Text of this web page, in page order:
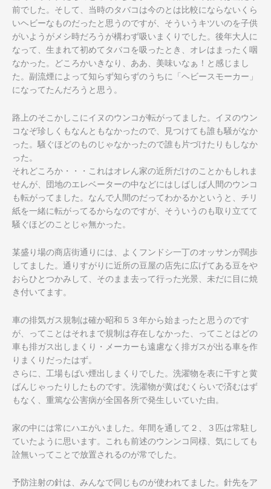
前でした。そして、当時のタバコは今のとは比較にならないくら
いヘビーなものだったと思うのですが、そういうキツいのを子供
がいよ うがメシ時だろうが構わず吸いまくりでした。後年大人に
なって、 生まれて初めてタバコを吸ったとき、オレはまったく咽
なかった。
どころかいきなり、ああ、美味いなぁ！と感じまし
た。副流煙によ って知らず知らずのうちに「ヘビースモーカー」
になってたんだろ うと思う。
路上のそこかしこにイヌのウンコが転がってました。イヌのウン
コなぞ珍しくもなんともなかったので、見つけても誰も騒がなか
った。騒ぐほどのものじゃなかったので誰も片づけたりもしなか
った。
それどころか・・・これはオレん家の近所だけのことかもしれま
せんが、団地のエレベーターの中などにはしばしば人間のウンコ
も転がってました。なんで人間のだってわかるかというと、チリ
紙を一緒に転がってるからなのですが、そういうのも取り立てて
騒ぐほどのことじゃ無かった。
某盛り場の商店街通りには、よくフンドシ一丁のオッサンが闊歩
してました。通りすがりに近所の豆屋の店先に広げてある豆をや
おらひとつかみして、そのまま去って行った光景、未だに目に焼
き付いてます。
車の排気ガス規制は確か昭和５３年から始まったと思うのです
が、
ってことはそれまで規制は存在しなかった、ってことはどの
車も排ガス出しまくり・メーカーも遠慮なく排ガスが出る車を作
りまくり だったはず。
さらに、工場もばい煙出しまくりでした。洗濯物を表に干すと黄
ばんじゃったりしたものです。洗濯物が黄ばむくらいで済むはず
もな く、重篤な公害病が全国各所で発生しいていた由。
家の中には常にハエがいました。年間を通して２、３匹は常駐し
ていたように思います。これも前述のウンンコ同様、気にしても
詮無いってことで放置されるのが常でした。
予防注射の針は、みんなで同じものが使われてました。針先をア